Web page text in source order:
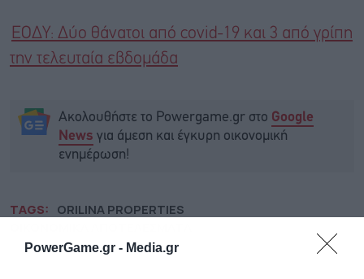
PowerGame.gr - Media.gr
ΕΟΔΥ: Δύο θάνατοι από covid-19 και 3 από γρίπη
την τελευταία εβδομάδα
Ακολουθήστε το Powergame.gr στο Google
News για άμεση και έγκυρη οικονομική
ενημέρωση!
TAGS: ORILINA PROPERTIES